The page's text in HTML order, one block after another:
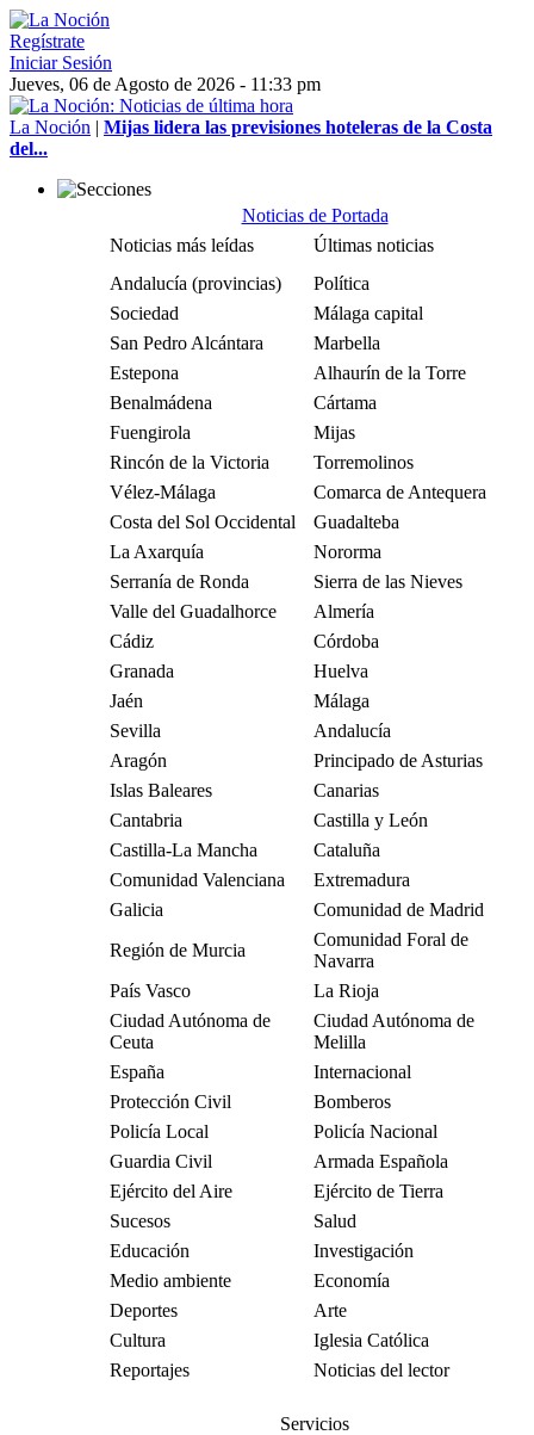
Regístrate
Iniciar Sesión
Jueves, 06 de Agosto de 2026 - 11:33 pm
La Noción | Mijas lidera las previsiones hoteleras de la Costa
del...
Noticias de Portada
Noticias más leídas
Últimas noticias
Andalucía (provincias)
Política
Sociedad
Málaga capital
San Pedro Alcántara
Marbella
Estepona
Alhaurín de la Torre
Benalmádena
Cártama
Fuengirola
Mijas
Rincón de la Victoria
Torremolinos
Vélez-Málaga
Comarca de Antequera
Costa del Sol Occidental
Guadalteba
La Axarquía
Nororma
Serranía de Ronda
Sierra de las Nieves
Valle del Guadalhorce
Almería
Cádiz
Córdoba
Granada
Huelva
Jaén
Málaga
Sevilla
Andalucía
Aragón
Principado de Asturias
Islas Baleares
Canarias
Cantabria
Castilla y León
Castilla-La Mancha
Cataluña
Comunidad Valenciana
Extremadura
Galicia
Comunidad de Madrid
Región de Murcia
Comunidad Foral de
Navarra
País Vasco
La Rioja
Ciudad Autónoma de
Ceuta
Ciudad Autónoma de
Melilla
España
Internacional
Protección Civil
Bomberos
Policía Local
Policía Nacional
Guardia Civil
Armada Española
Ejército del Aire
Ejército de Tierra
Sucesos
Salud
Educación
Investigación
Medio ambiente
Economía
Deportes
Arte
Cultura
Iglesia Católica
Reportajes
Noticias del lector
Servicios